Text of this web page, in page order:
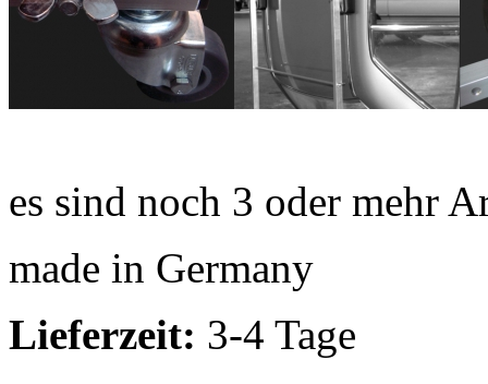
es sind noch 3 oder mehr
made in Germany
Lieferzeit: 3-4 Tage